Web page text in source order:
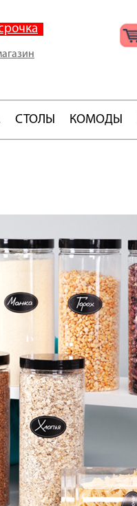
СТОЛЫ КОМОДЫ